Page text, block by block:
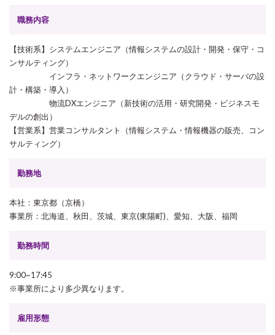
職務内容
【技術系】システムエンジニア（情報システムの設計・開発・保守・コ
ンサルティング）
インフラ・ネットワークエンジニア（クラウド・サーバの設
計・構築・導入）
物流DXエンジニア（新技術の活用・研究開発・ビジネスモ
デルの創出）
【営業系】営業コンサルタント（情報システム・情報機器の販売、コン
サルティング）
勤務地
本社：東京都（京橋）
事業所：北海道、秋田、茨城、東京(東陽町)、愛知、大阪、福岡
勤務時間
9:00~17:45
※事業所により多少異なります。
雇用形態